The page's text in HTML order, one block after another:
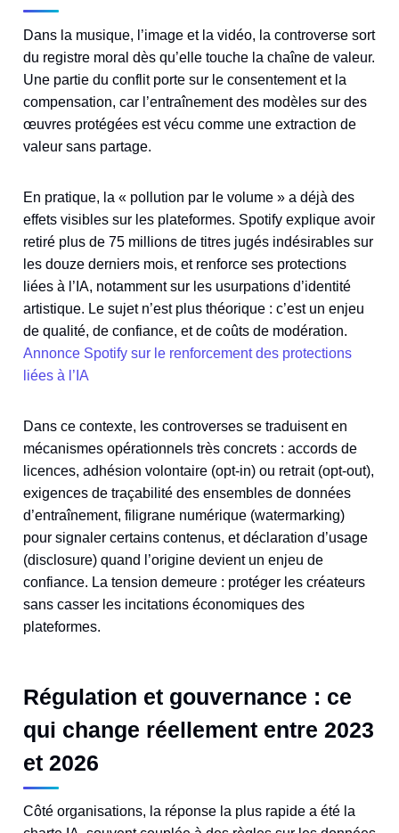
Dans la musique, l’image et la vidéo, la controverse sort
du registre moral dès qu’elle touche la chaîne de valeur.
Une partie du conflit porte sur le consentement et la
compensation, car l’entraînement des modèles sur des
œuvres protégées est vécu comme une extraction de
valeur sans partage.
En pratique, la « pollution par le volume » a déjà des
effets visibles sur les plateformes. Spotify explique avoir
retiré plus de 75 millions de titres jugés indésirables sur
les douze derniers mois, et renforce ses protections
liées à l’IA, notamment sur les usurpations d’identité
artistique. Le sujet n’est plus théorique : c’est un enjeu
de qualité, de confiance, et de coûts de modération.
Annonce Spotify sur le renforcement des protections
liées à l’IA
Dans ce contexte, les controverses se traduisent en
mécanismes opérationnels très concrets : accords de
licences, adhésion volontaire (opt-in) ou retrait (opt-out),
exigences de traçabilité des ensembles de données
d’entraînement, filigrane numérique (watermarking)
pour signaler certains contenus, et déclaration d’usage
(disclosure) quand l’origine devient un enjeu de
confiance. La tension demeure : protéger les créateurs
sans casser les incitations économiques des
plateformes.
Régulation et gouvernance : ce
qui change réellement entre 2023
et 2026
Côté organisations, la réponse la plus rapide a été la